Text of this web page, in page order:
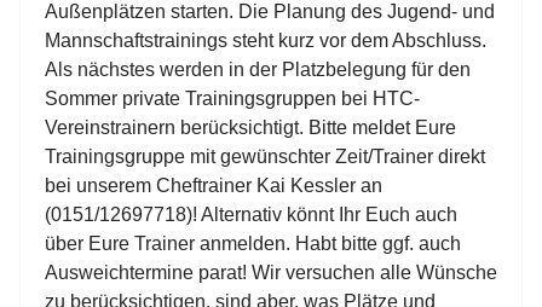
Außenplätzen starten. Die Planung des Jugend- und
Mannschaftstrainings steht kurz vor dem Abschluss.
Als nächstes werden in der Platzbelegung für den
Sommer private Trainingsgruppen bei HTC-
Vereinstrainern berücksichtigt. Bitte meldet Eure
Trainingsgruppe mit gewünschter Zeit/Trainer direkt
bei unserem Cheftrainer Kai Kessler an
(0151/12697718)! Alternativ könnt Ihr Euch auch
über Eure Trainer anmelden. Habt bitte ggf. auch
Ausweichtermine parat! Wir versuchen alle Wünsche
zu berücksichtigen, sind aber, was Plätze und